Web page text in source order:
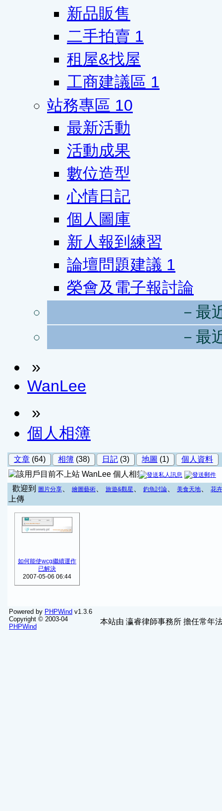
新品販售
二手拍賣 1
租屋&找屋
工商建議區 1
站務專區 10
最新活動
活動成果
數位造型
心情日記
個人圖庫
新人報到練習
論壇問題建議 1
榮會及電子報討論
－最
－最
»
WanLee
»
個人相簿
文章 (64) 相簿 (38) 日記 (3) 地圖 (1)
個人資料
WanLee 個人相簿
歡迎到
圖片分享 繪圖藝術 旅遊&觀星 釣魚討論 美食天地 花
上傳
如何能使wcg繼續運作
已解決
2007-05-06 06:44
Powered by PHPWind v1.3.6
Copyright © 2003-04
PHPWind
本站由 瀛睿律師事務所 擔任常年